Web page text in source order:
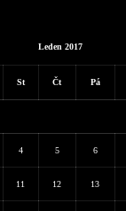
Leden 2017
St Čt Pá
4 5 6
11 12 13